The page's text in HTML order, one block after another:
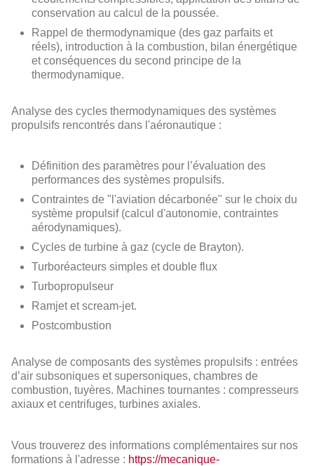
conservation au calcul de la poussée.
Rappel de thermodynamique (des gaz parfaits et
réels), introduction à la combustion, bilan énergétique
et conséquences du second principe de la
thermodynamique.
Analyse des cycles thermodynamiques des systèmes
propulsifs rencontrés dans l'aéronautique :
Définition des paramètres pour l’évaluation des
performances des systèmes propulsifs.
Contraintes de "l'aviation décarbonée" sur le choix du
système propulsif (calcul d'autonomie, contraintes
aérodynamiques).
Cycles de turbine à gaz (cycle de Brayton).
Turboréacteurs simples et double flux
Turbopropulseur
Ramjet et scream-jet.
Postcombustion
Analyse de composants des systèmes propulsifs : entrées
d’air subsoniques et supersoniques, chambres de
combustion, tuyères. Machines tournantes : compresseurs
axiaux et centrifuges, turbines axiales.
Vous trouverez des informations complémentaires sur nos
formations à l'adresse : https://mecanique-